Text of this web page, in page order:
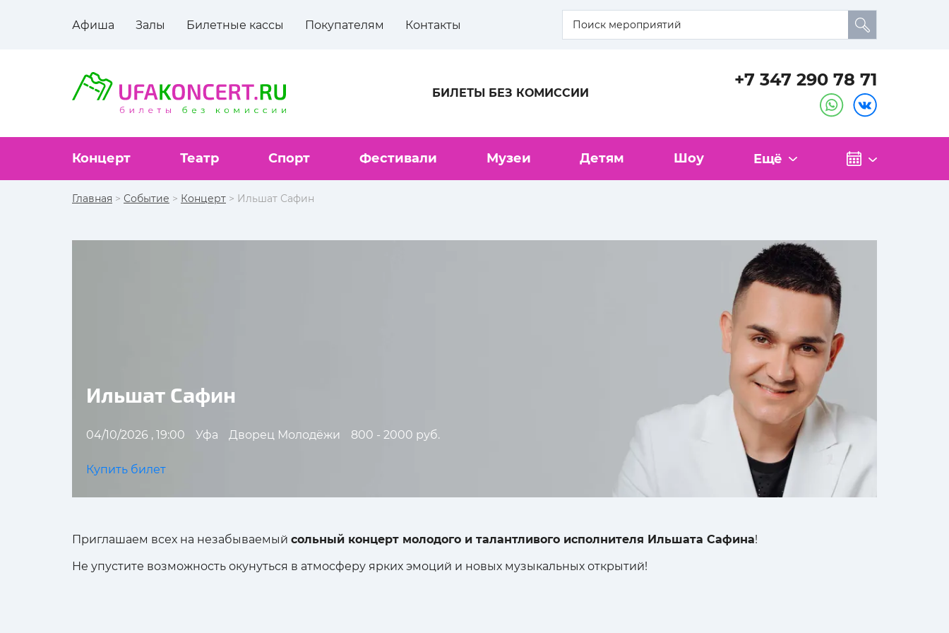
Афиша Залы Билетные кассы Покупателям Контакты
БИЛЕТЫ БЕЗ КОМИССИИ
+7 347 290 78 71
Концерт Театр Спорт Фестивали Музеи Детям Шоу Ещё
Главная > Событие > Концерт > Ильшат Сафин
Ильшат Сафин
04/10/2026 , 19:00 Уфа Дворец Молодёжи 800 - 2000 руб.
Купить билет
Приглашаем всех на незабываемый сольный концерт молодого и талантливого исполнителя Ильшата Сафина!
Не упустите возможность окунуться в атмосферу ярких эмоций и новых музыкальных открытий!